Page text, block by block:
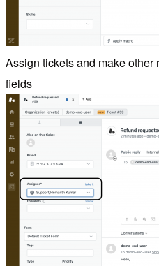
Assign tickets and make
fields